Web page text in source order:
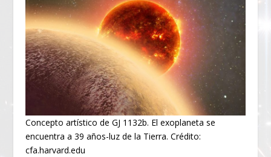
Concepto artístico de GJ 1132b. El exoplaneta se
encuentra a 39 años-luz de la Tierra. Crédito:
cfa.harvard.edu